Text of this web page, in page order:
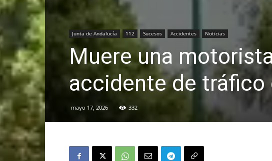
Junta de Andalucía 112 Sucesos Accidentes Noticias
Muere una
accidente de tráfico
mayo 17, 2026 332